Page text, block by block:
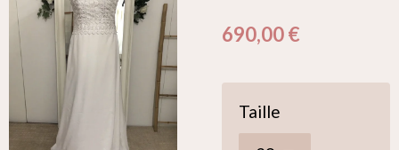
690,00 €
Taille